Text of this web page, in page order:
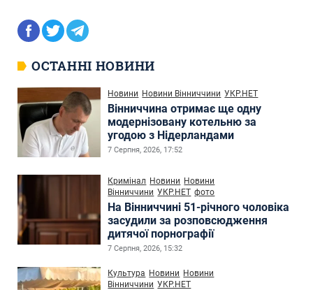
ОСТАННІ НОВИНИ
Новини Новини Вінниччини УКР.НЕТ
Вінниччина отримає ще одну
модернізовану котельню за
угодою з Нідерландами
7 Серпня, 2026, 17:52
Кримінал Новини Новини
Вінниччини УКР.НЕТ фото
На Вінниччині 51-річного чоловіка
засудили за розповсюдження
дитячої порнографії
7 Серпня, 2026, 15:32
Культура Новини Новини
Вінниччини УКР.НЕТ